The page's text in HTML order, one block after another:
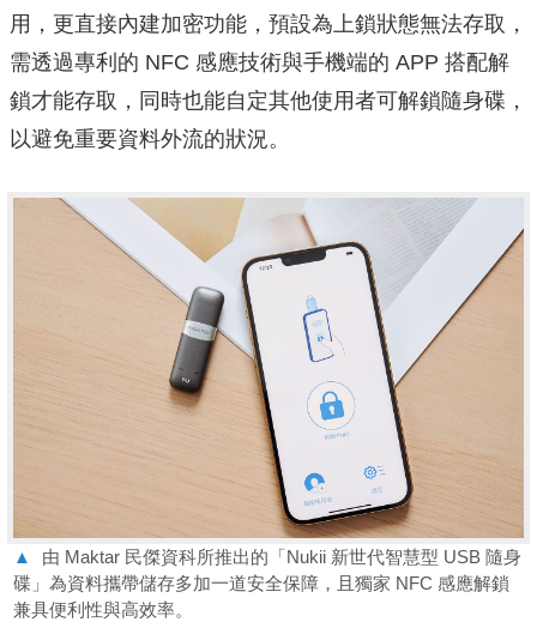
用，更直接內建加密功能，預設為上鎖狀態無法存取，
需透過專利的 NFC 感應技術與手機端的 APP 搭配解
鎖才能存取，同時也能自定其他使用者可解鎖隨身碟，
以避免重要資料外流的狀況。
▲
由 Maktar 民傑資科所推出的「Nukii 新世代智慧型 USB 隨身
碟」為資料攜帶儲存多加一道安全保障，且獨家 NFC 感應解鎖
兼具便利性與高效率。